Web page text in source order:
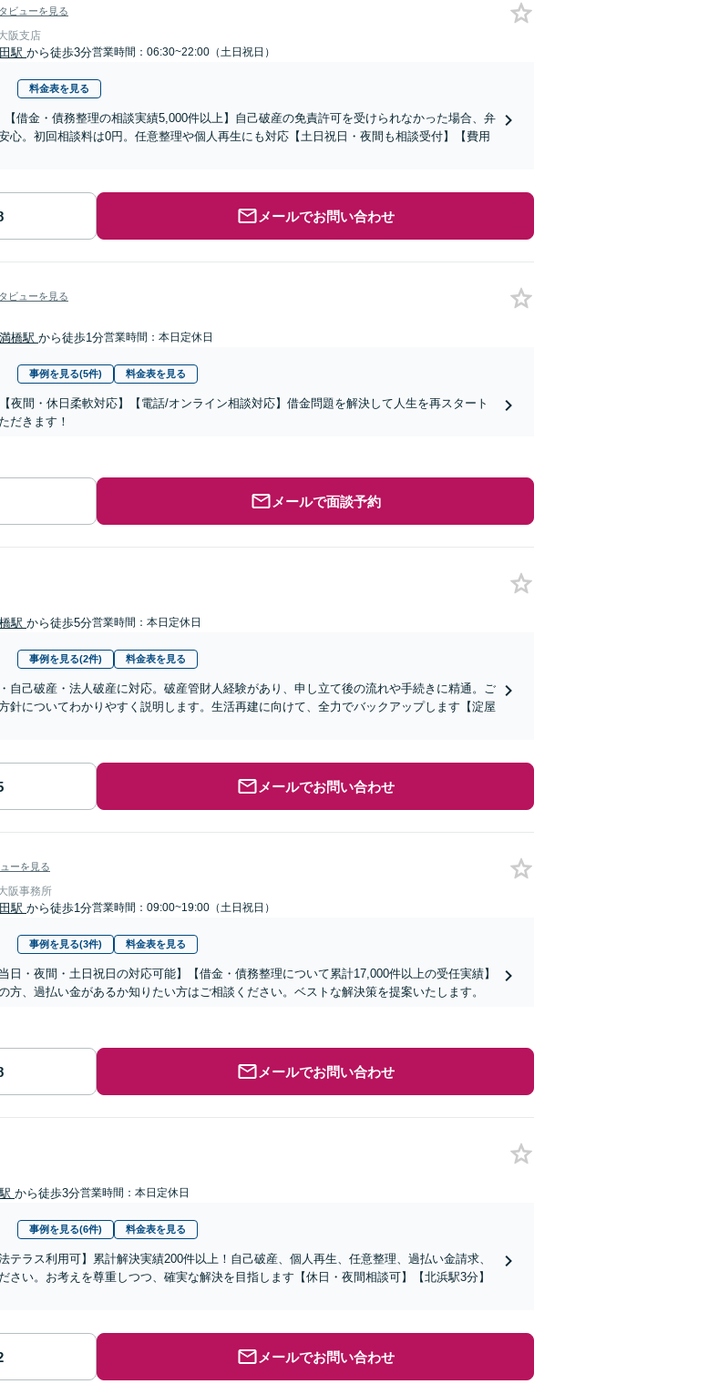
ビューを見る
阪支店
駅 から徒歩3分営業時間：06:30~22:00（土日祝日）
料金表を見る
【借金・債務整理の相談実績5,000件以上】自己破産の免責許可を受けられなかった場合、弁
心。初回相談料は0円。任意整理や個人再生にも対応【土日祝日・夜間も相談受付】【費用
メールでお問い合わせ
ビューを見る
橋駅 から徒歩1分営業時間：本日定休日
事例を見る(5件) 料金表を見る
夜間・休日柔軟対応】【電話/オンライン相談対応】借金問題を解決して人生を再スタート
だきます！
メールで面談予約
駅 から徒歩5分営業時間：本日定休日
事例を見る(2件) 料金表を見る
自己破産・法人破産に対応。破産管財人経験があり、申し立て後の流れや手続きに精通。ご
針についてわかりやすく説明します。生活再建に向けて、全力でバックアップします【淀屋
メールでお問い合わせ
ーを見る
阪事務所
駅 から徒歩1分営業時間：09:00~19:00（土日祝日）
事例を見る(3件) 料金表を見る
日・夜間・土日祝日の対応可能】【借金・債務整理について累計17,000件以上の受任実績】
方、過払い金があるか知りたい方はご相談ください。ベストな解決策を提案いたします。
メールでお問い合わせ
から徒歩3分営業時間：本日定休日
事例を見る(6件) 料金表を見る
テラス利用可】累計解決実績200件以上！自己破産、個人再生、任意整理、過払い金請求、
さい。お考えを尊重しつつ、確実な解決を目指します【休日・夜間相談可】【北浜駅3分】
メールでお問い合わせ